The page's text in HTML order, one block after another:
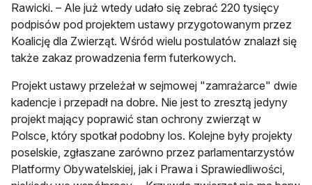
Rawicki. – Ale już wtedy udało się zebrać 220 tysięcy
podpisów pod projektem ustawy przygotowanym przez
Koalicję dla Zwierząt. Wśród wielu postulatów znalazł się
także zakaz prowadzenia ferm futerkowych.
Projekt ustawy przeleżał w sejmowej "zamrażarce" dwie
kadencje i przepadł na dobre. Nie jest to zresztą jedyny
projekt mający poprawić stan ochrony zwierząt w
Polsce, który spotkał podobny los. Kolejne były projekty
poselskie, zgłaszane zarówno przez parlamentarzystów
Platformy Obywatelskiej, jak i Prawa i Sprawiedliwości,